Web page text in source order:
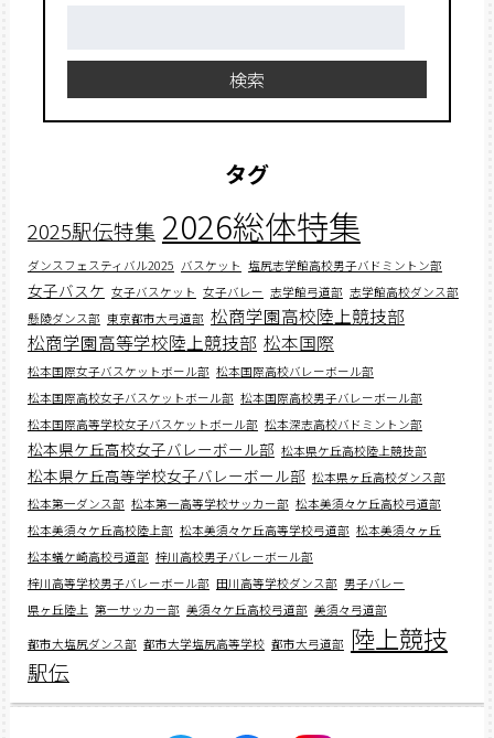
検索
タグ
2025駅伝特集 2026総体特集
ダンスフェスティバル2025 バスケット 塩尻志学館高校男子バドミントン部
女子バスケ 女子バスケット 女子バレー 志学館弓道部 志学館高校ダンス部
懸陵ダンス部 東京都市大弓道部 松商学園高校陸上競技部
松商学園高等学校陸上競技部 松本国際
松本国際女子バスケットボール部 松本国際高校バレーボール部
松本国際高校女子バスケットボール部 松本国際高校男子バレーボール部
松本国際高等学校女子バスケットボール部 松本深志高校バドミントン部
松本県ケ丘高校女子バレーボール部 松本県ケ丘高校陸上競技部
松本県ケ丘高等学校女子バレーボール部 松本県ヶ丘高校ダンス部
松本第一ダンス部 松本第一高等学校サッカー部 松本美須々ケ丘高校弓道部
松本美須々ケ丘高校陸上部 松本美須々ケ丘高等学校弓道部 松本美須々ヶ丘
松本蟻ケ崎高校弓道部 梓川高校男子バレーボール部
梓川高等学校男子バレーボール部 田川高等学校ダンス部 男子バレー
県ヶ丘陸上 第一サッカー部 美須々ケ丘高校弓道部 美須々弓道部
都市大塩尻ダンス部 都市大学塩尻高等学校 都市大弓道部 陸上競技
駅伝